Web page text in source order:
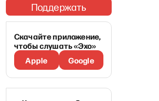
Поддержать
Скачайте приложение,
чтобы слушать «Эхо»
Apple
Google